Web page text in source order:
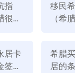
的高等教育机构，
指
很坑
移民
（希
居卡
签证
希腊
居的